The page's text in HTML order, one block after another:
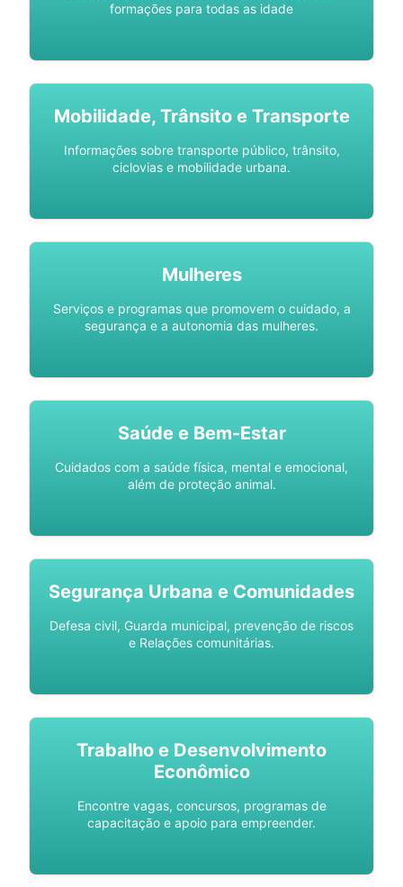
formações para todas as idade
Mobilidade, Trânsito e Transporte
Informações sobre transporte público, trânsito,
ciclovias e mobilidade urbana.
Mulheres
Serviços e programas que promovem o cuidado, a
segurança e a autonomia das mulheres.
Saúde e Bem-Estar
Cuidados com a saúde física, mental e emocional,
além de proteção animal.
Segurança Urbana e Comunidades
Defesa civil, Guarda municipal, prevenção de riscos
e Relações comunitárias.
Trabalho e Desenvolvimento
Econômico
Encontre vagas, concursos, programas de
capacitação e apoio para empreender.